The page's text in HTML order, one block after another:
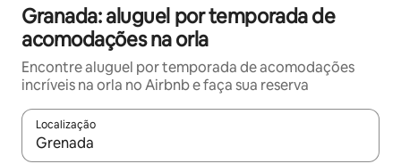
Granada: aluguel por temporada de
acomodações na orla
Encontre aluguel por temporada de acomodações
incríveis na orla no Airbnb e faça sua reserva
Localização
Quando os resultados estiverem disponíveis, explore-os